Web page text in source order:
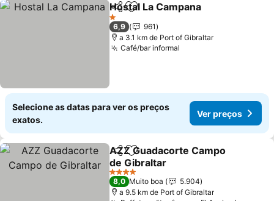
PartilharAdicionar aos favoritos
Hostal La Campana
1 Estrelas
6,9
961
a 3.1 km de Port of Gibraltar
Café/bar informal
Selecione as datas para ver os preços
exatos.
Ver preços
PartilharAdicionar aos favoritos
AZZ Guadacorte Campo
de Gibraltar
Ver preços
4 Estrelas
8,0 Muito boa
5.904
a 9.5 km de Port of Gibraltar